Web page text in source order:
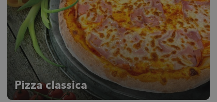
Pizza classica